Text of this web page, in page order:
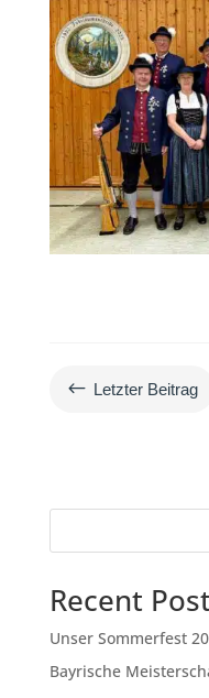
# Letzter Beitrag
Recent
Unser Sommerfest
Bayrische